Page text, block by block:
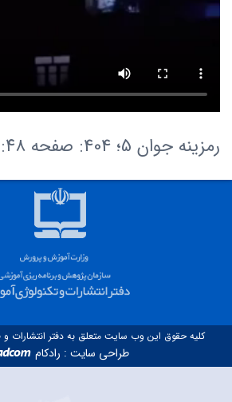
رمزینه جوان 5؛ 404: صفحه ۴۸: مردم آمل
کلیه حقوق این وب سایت متعلق به دفتر انتشارات
طراحی سایت : رادکام